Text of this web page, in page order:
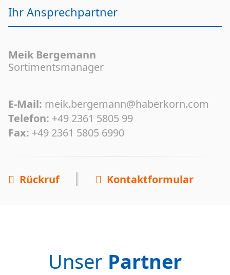
Ihr Ansprechpartner
Meik Bergemann
Sortimentsmanager
E-Mail: meik.bergemann@haberkorn.com
Telefon: +49 2361 5805 99
Fax: +49 2361 5805 6990
Rückruf Kontaktformular
Unser Partner